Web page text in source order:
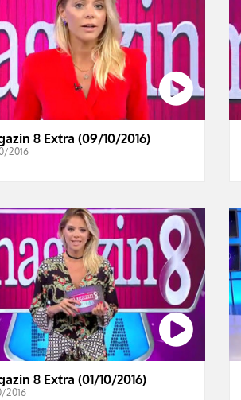
8 Extra (09/10/2016)
2016
8 Extra (01/10/2016)
2016